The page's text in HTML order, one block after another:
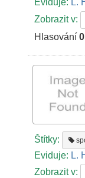
Eviduje: L.
Zobrazit v:
Hlasování0
Štítky:
Eviduje: L.
Zobrazit v: